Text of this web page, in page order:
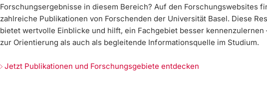
Forschungsergebnisse in diesem Bereich? Auf den Forschungswebsites
zahlreiche Publikationen von Forschenden der Universität Basel. Diese
bietet wertvolle Einblicke und hilft, ein Fachgebiet besser kennenzulernen
zur Orientierung als auch als begleitende Informationsquelle im Studium.
Jetzt Publikationen und Forschungsgebiete entdecken